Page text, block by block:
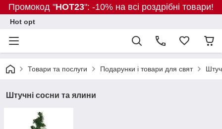
Промокод "HOT23": -10% на всі роздрібні товари!
Hot opt
Товари та послуги Подарунки і товари для свят
Штучні сосни та ялини